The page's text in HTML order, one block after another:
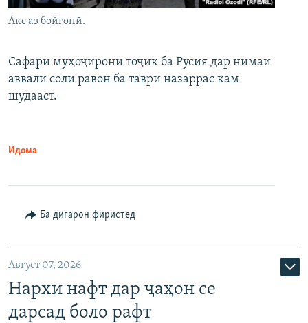
Акс аз бойгонӣ.
Сафари муҳоҷирони тоҷик ба Русия дар нимаи
аввали соли равон ба таври назаррас кам
шудааст.
Идома
Ба дигарон фиристед
Август 07, 2026
Нархи нафт дар ҷаҳон се
дарсад боло рафт